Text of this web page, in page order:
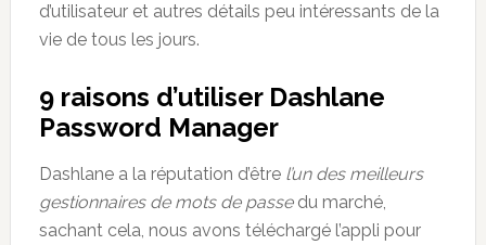
d’utilisateur et autres détails peu intéressants de la
vie de tous les jours.
9 raisons d’utiliser Dashlane
Password Manager
Dashlane a la réputation d’être l’un des meilleurs
gestionnaires de mots de passe du marché,
sachant cela, nous avons téléchargé l’appli pour